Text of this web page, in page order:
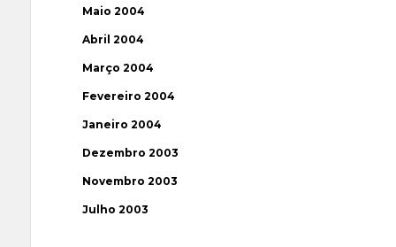
Maio 2004
Abril 2004
Março 2004
Fevereiro 2004
Janeiro 2004
Dezembro 2003
Novembro 2003
Julho 2003